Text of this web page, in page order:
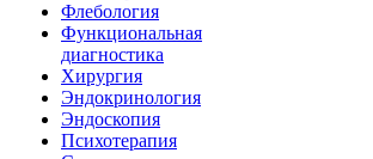
Флебология
Функциональная
диагностика
Хирургия
Эндокринология
Эндоскопия
Психотерапия